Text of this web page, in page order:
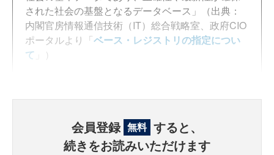
された社会の基盤となるデータベース」（出典：
内閣官房情報通信技術（IT）総合戦略室、政府CIO
ポータルより「ベース・レジストリの指定につい
て 」）
会員登録 無料 すると、
続きをお読みいただけます